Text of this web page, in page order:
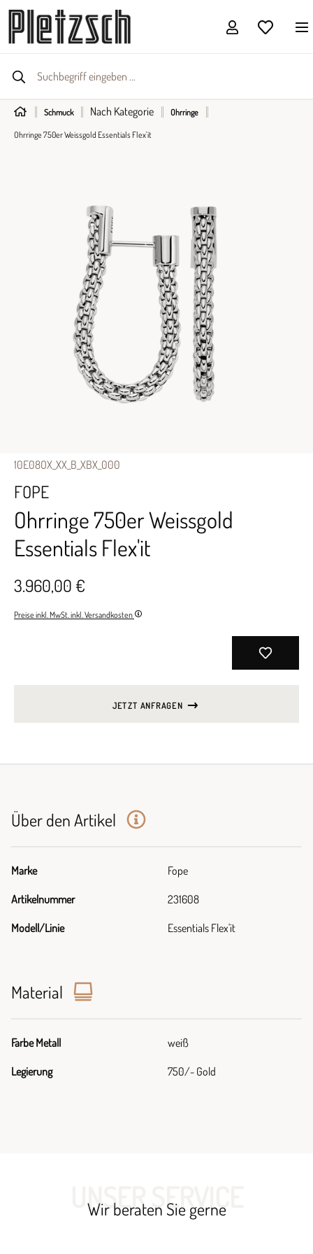
Schmuck Nach Kategorie Ohrringe
Ohrringe 750er Weissgold Essentials Flex'it
10E08OX_XX_B_XBX_000
FOPE
Ohrringe 750er Weissgold
Essentials Flex'it
3.960,00 €
Preise inkl. MwSt. inkl. Versandkosten
JETZT ANFRAGEN
Über den Artikel
Marke Fope
Artikelnummer 231608
Modell/Linie Essentials Flex'it
Material
Farbe Metall weiß
Legierung 750/- Gold
UNSER SERVICE
Wir beraten Sie gerne